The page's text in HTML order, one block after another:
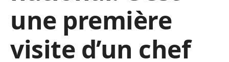
une première
visite d’un chef